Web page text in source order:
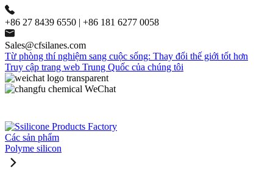
+86 27 8439 6550 | +86 181 6277 0058
Sales@cfsilanes.com
Từ phòng thí nghiệm sang cuộc sống: Thay đổi thế giới tốt hơn
Truy cập trang web Trung Quốc của chúng tôi
Các sản phẩm
Polyme silicon